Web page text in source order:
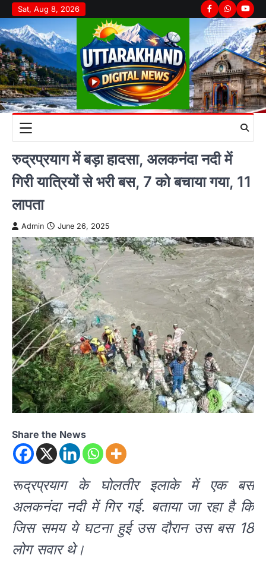
Skip
to
content
Sat, Aug 8, 2026 Facebook
Whatsapp
रुद्रप्रयाग में बड़ा हादसा, अलकनंदा नदी में
गिरी यात्रियों से भरी बस, 7 को बचाया गया, 11
लापता
Admin June 26, 2025
Share the News
रूद्रप्रयाग के घोलतीर इलाके में एक बस
अलकनंदा नदी में गिर गई. बताया जा रहा है कि
जिस समय ये घटना हुई उस दौरान उस बस 18
लोग सवार थे।